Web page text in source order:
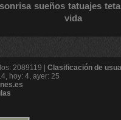
sonrisa sueños tatuajes
vida
2089119 | Clasificación de
hoy: 4, ayer: 25